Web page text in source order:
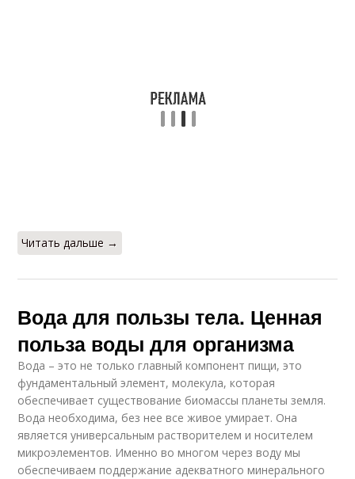
Читать дальше →
Вода для пользы тела. Ценная
польза воды для организма
Вода – это не только главный компонент пищи, это
фундаментальный элемент, молекула, которая
обеспечивает существование биомассы планеты земля.
Вода необходима, без нее все живое умирает. Она
является универсальным растворителем и носителем
микроэлементов. Именно во многом через воду мы
обеспечиваем поддержание адекватного минерального